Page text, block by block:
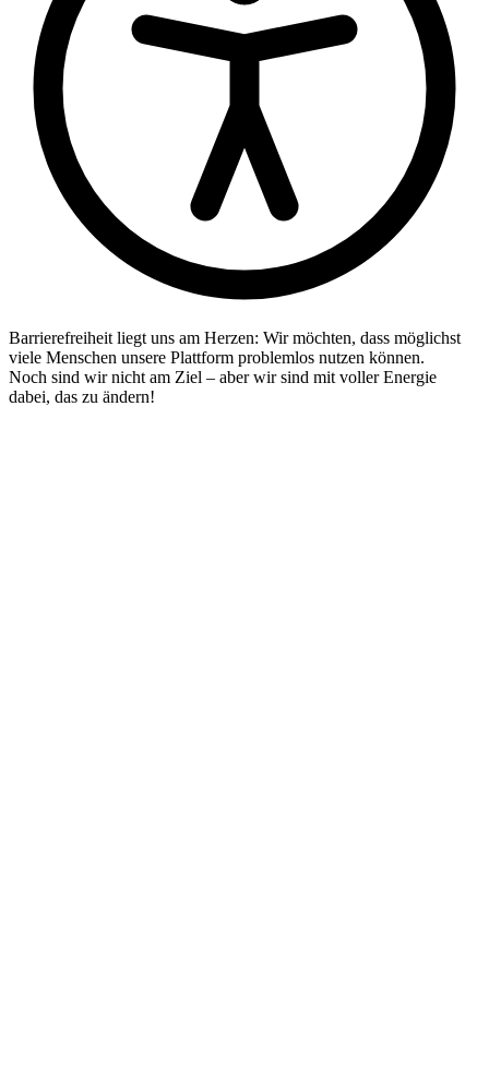
Barrierefreiheit liegt uns am Herzen: Wir möchten, dass möglichst
viele Menschen unsere Plattform problemlos nutzen können.
Noch sind wir nicht am Ziel – aber wir sind mit voller Energie
dabei, das zu ändern!